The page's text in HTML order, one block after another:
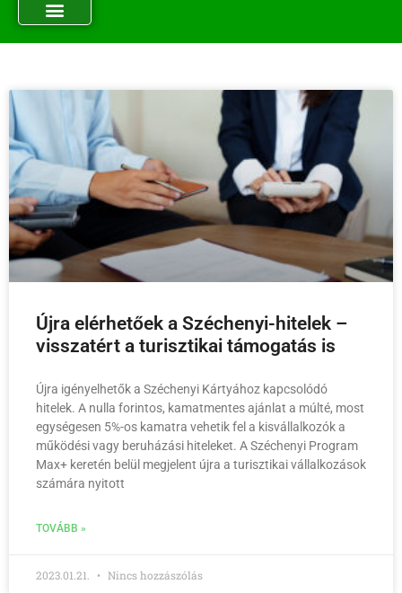
Újra elérhetőek a Széchenyi-hitelek –
visszatért a turisztikai támogatás is
Újra igényelhetők a Széchenyi Kártyához kapcsolódó
hitelek. A nulla forintos, kamatmentes ajánlat a múlté, most
egységesen 5%-os kamatra vehetik fel a kisvállalkozók a
működési vagy beruházási hiteleket. A Széchenyi Program
Max+ keretén belül megjelent újra a turisztikai vállalkozások
számára nyitott
TOVÁBB »
2023.01.21. Nincs hozzászólás